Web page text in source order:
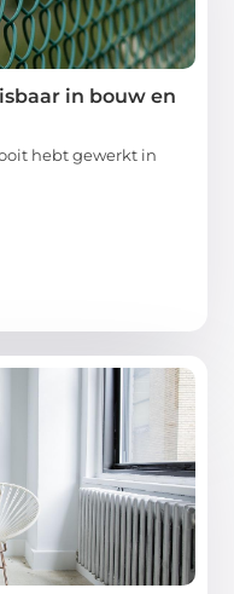
in bouw en
hebt gewerkt in